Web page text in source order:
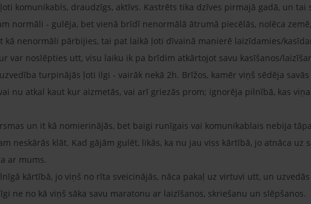
komunikabls, draudzīgs, aktīvs. Kastrēts tika dzīves pirmajā gadā, un tai
normāli - gulēja, bet vienā brīdī nenormālā ātrumā piecēlās, nolēca
kā nenormāli pārbijies, tai pat laikā ļoti dīvainā manierē laizīdamies/
var noslēpties utt, visu laiku ik pa brīdim atkārtojot savu kasīšanos/
turpinājās ļoti ilgi - vairāk nekā 2h. Brīžos, kamēr viņš sēdēja
nu atkal kaut kur aizmetās, vai arī griezās prom; ignorēja pilnībā, kas
un it kā nomierinājās, bet baigi runīgais vai komunikablais nebija
neskārās klāt. Kad gājām gulēt, likās, ka nu jau viss kārtībā, jo atnāca uz
ar mums.
kārtībā, jo viņš no rīta sveicinājās, nāca pakaļ uz virtuvi utt, un
ne no kā viņš sāka savu maratonu ar laizīšanos, skriešanu un slēpšanos.